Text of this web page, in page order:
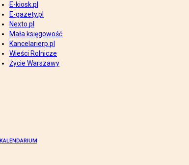
E-kiosk.pl
E-gazety.pl
Nexto.pl
Mała księgowość
Kancelarierp.pl
Wieści Rolnicze
Życie Warszawy
KALENDARIUM